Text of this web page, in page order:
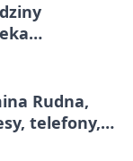
Rudna,
telefony,